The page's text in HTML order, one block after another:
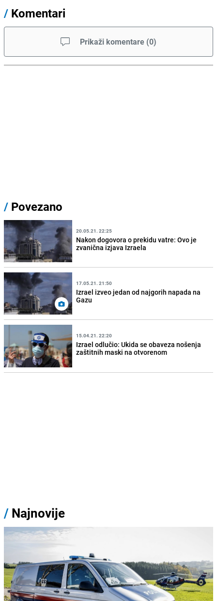
/ Komentari
Prikaži komentare (0)
/ Povezano
20.05.21. 22:25
Nakon dogovora o prekidu vatre: Ovo je
zvanična izjava Izraela
17.05.21. 21:50
Izrael izveo jedan od najgorih napada na
Gazu
15.04.21. 22:20
Izrael odlučio: Ukida se obaveza nošenja
zaštitnih maski na otvorenom
/ Najnovije